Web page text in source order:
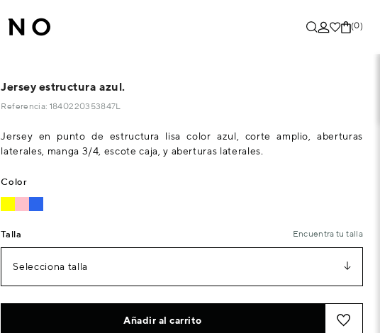
(0)
Jersey estructura azul.
Referencia: 1840220353847L
Jersey en punto de estructura lisa color azul, corte amplio, aberturas
laterales, manga 3/4, escote caja, y aberturas laterales.
Color
Talla Encuentra tu talla
Selecciona talla
Añadir al carrito